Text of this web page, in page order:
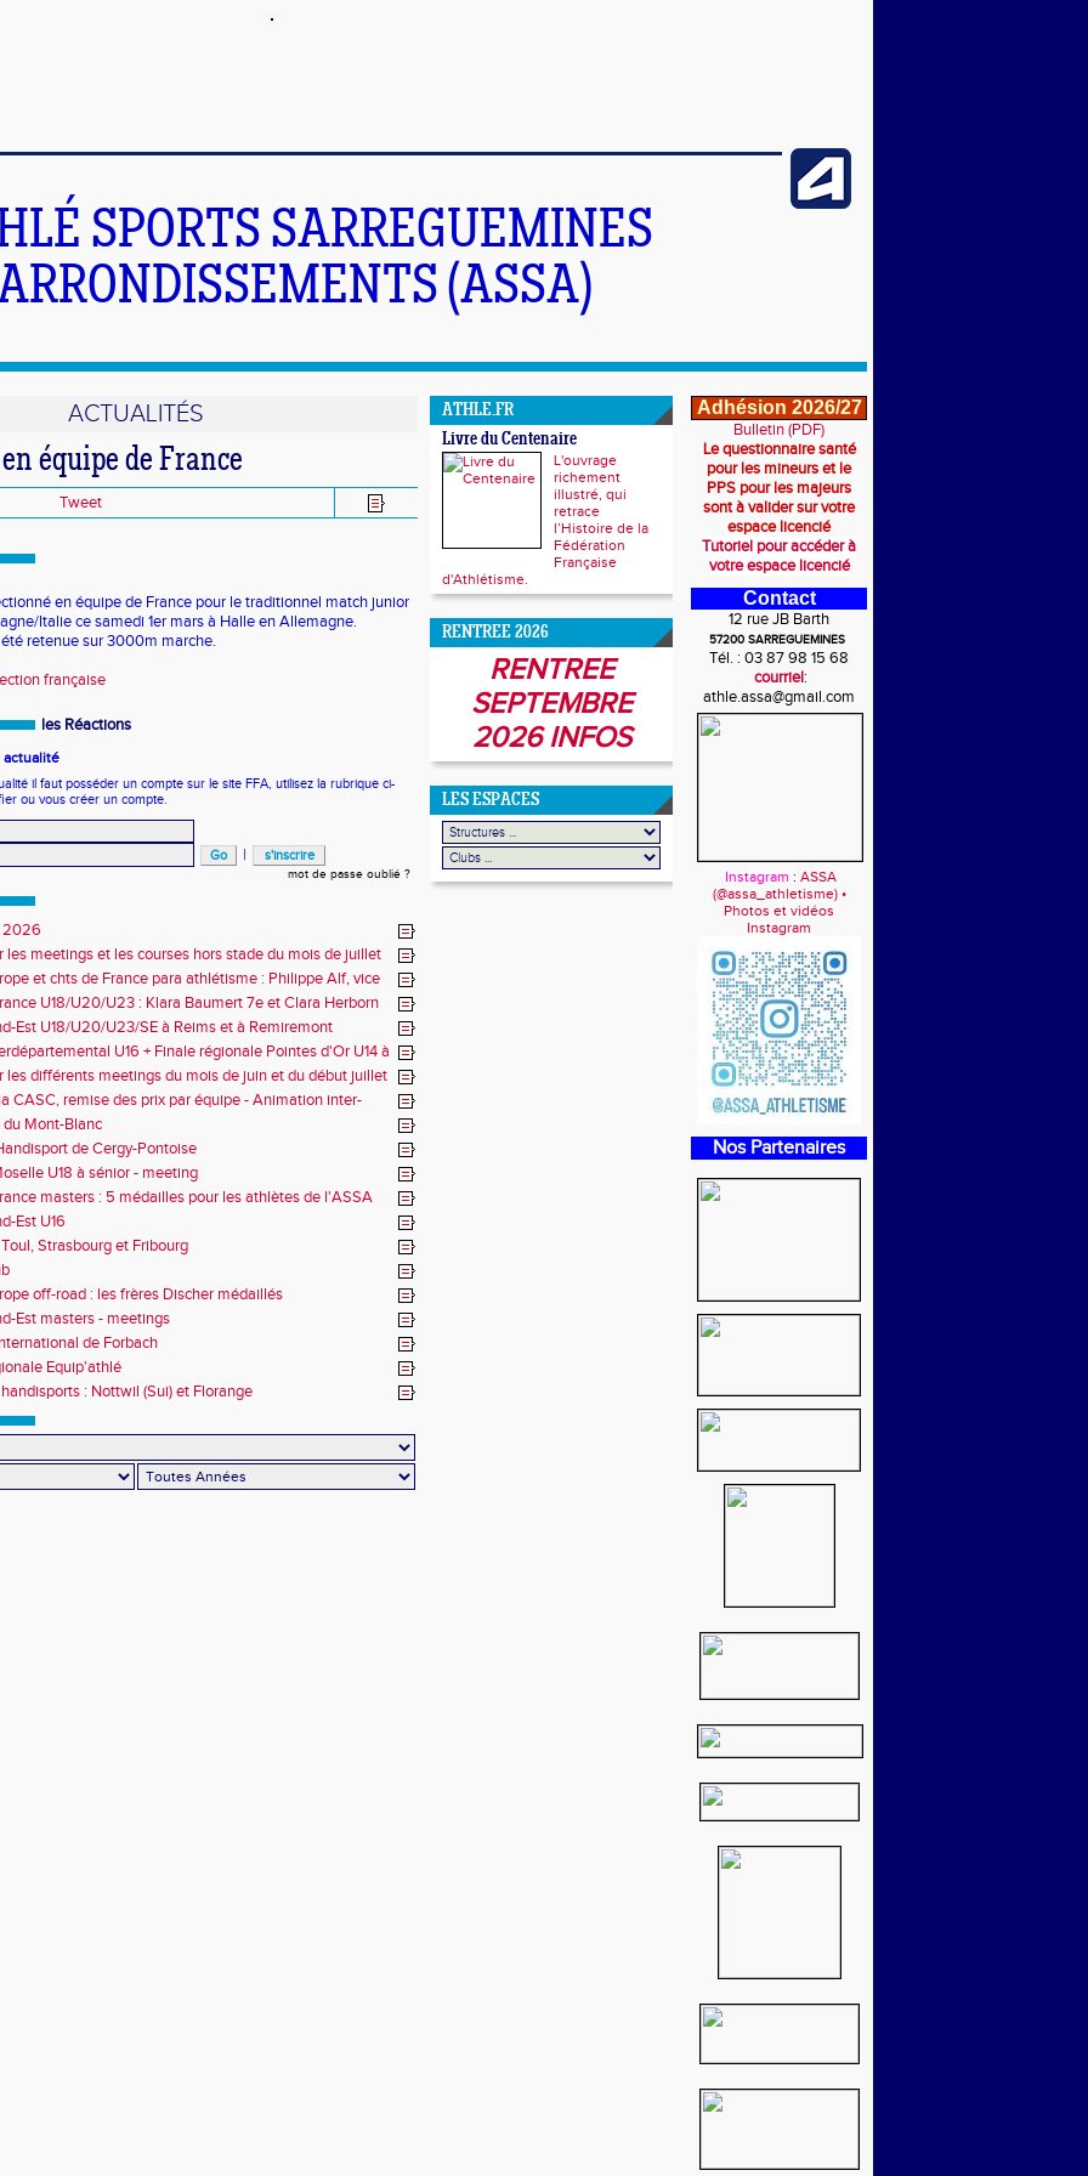
SPORTS SARREGUEMINES
(ASSA)
ACTUALITÉS
équipe de France
Tweet
en équipe de France pour le traditionnel match junior
Italie ce samedi 1er mars à Halle en Allemagne.
retenue sur 3000m marche.
française
les Réactions
actualité
il faut posséder un compte sur le site FFA, utilisez la rubrique ci-
ou vous créer un compte.
|
mot de passe oublié ?
2026
les meetings et les courses hors stade du mois de juillet
et chts de France para athlétisme : Philippe Alf, vice
et multiples médaillés aux France
U18/U20/U23 : Klara Baumert 7e et Clara Herborn
Est U18/U20/U23/SE à Reims et à Remiremont
U16 + Finale régionale Pointes d'Or U14 à
les différents meetings du mois de juin et du début juillet
CASC, remise des prix par équipe - Animation inter-
Mont-Blanc
de Cergy-Pontoise
U18 à sénior - meeting
masters : 5 médailles pour les athlètes de l'ASSA
Est U16
Strasbourg et Fribourg
off-road : les frères Discher médaillés
Est masters - meetings
de Forbach
Equip'athlé
: Nottwil (Sui) et Florange
ATHLE.FR
Livre du Centenaire
L'ouvrage
richement
illustré, qui
retrace
l’Histoire de la
Fédération
Française
d'Athlétisme.
RENTREE 2026
RENTREE
SEPTEMBRE
2026 INFOS
LES ESPACES
Adhésion 2026/27
Bulletin (PDF)
Le questionnaire santé
pour les mineurs et le
PPS pour les majeurs
sont à valider sur votre
espace licencié
Tutoriel pour accéder à
votre espace licencié
Contact
12 rue JB Barth
57200 SARREGUEMINES
Tél. : 03 87 98 15 68
courriel:
athle.assa@gmail.com
Instagram : ASSA
(@assa_athletisme) •
Photos et vidéos
Instagram
Nos Partenaires